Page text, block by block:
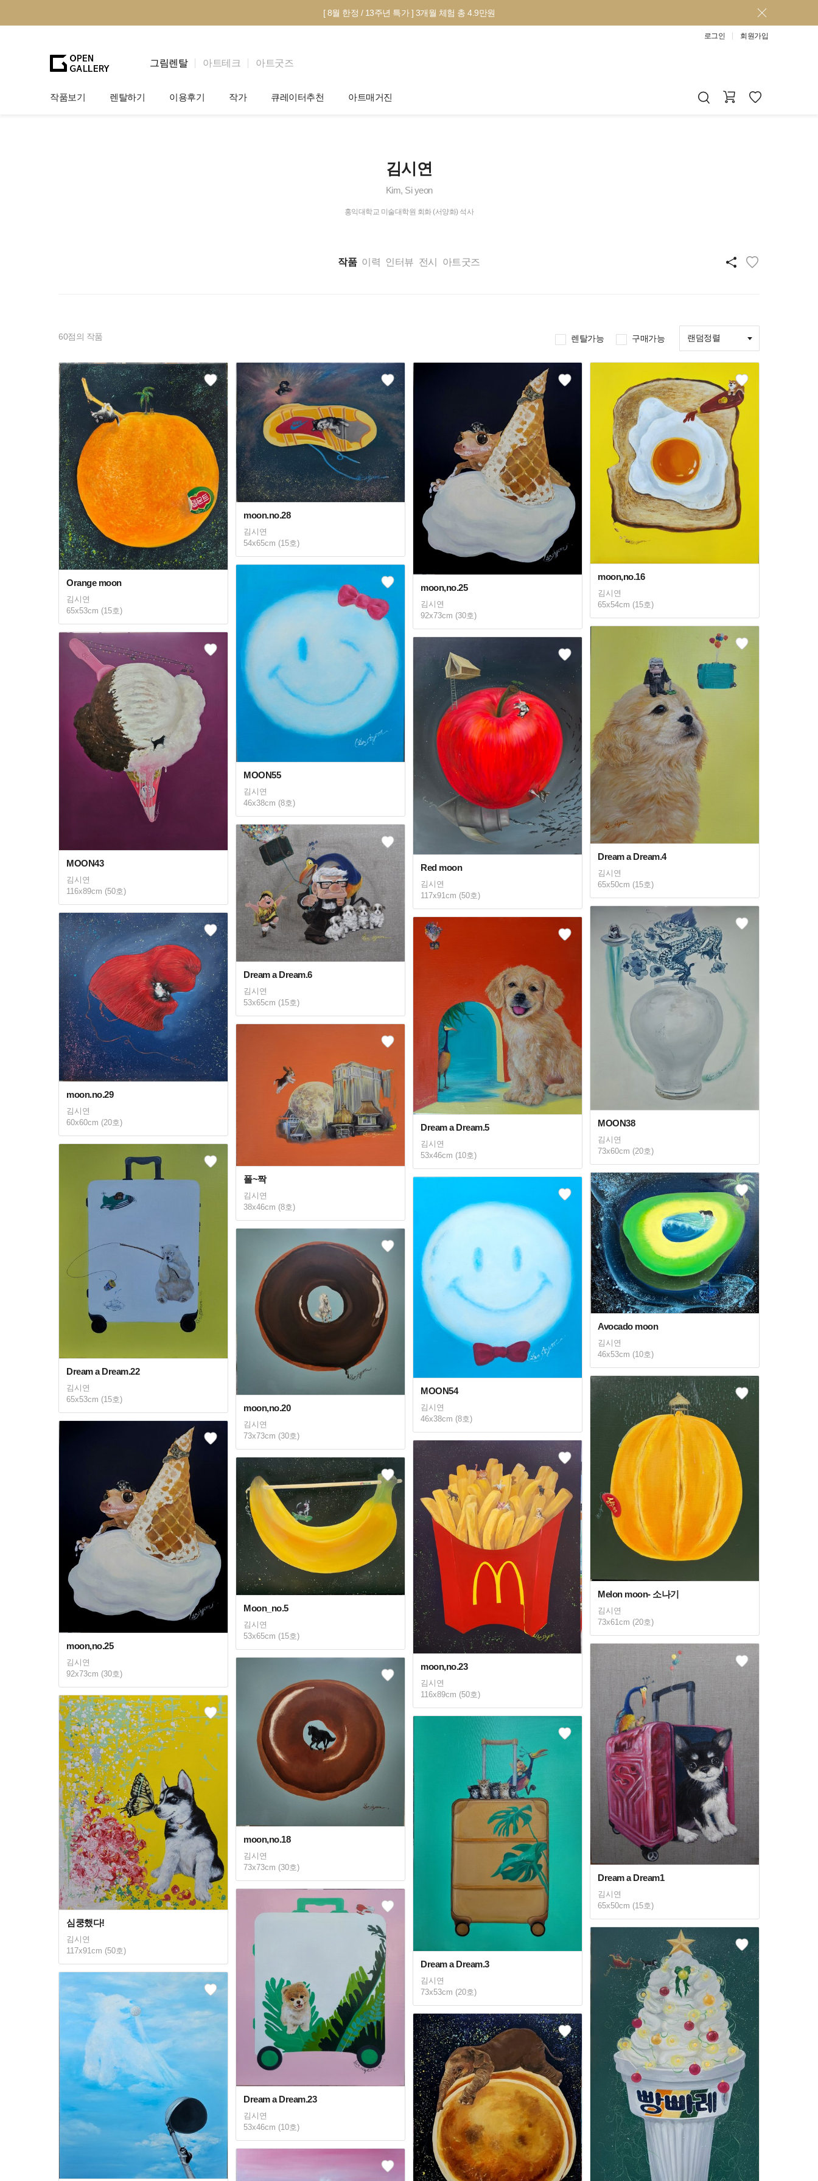
[ 8월 한정 / 13주년 특가 ] 3개월 체험 총 4.9만원
로그인 회원가입
그림렌탈 아트테크 아트굿즈
작품보기 렌탈하기 이용후기 작가 큐레이터추천 아트매거진
아트 딕셔너리김시연
Kim, Si yeon
홍익대학교 미술대학원 회화 (서양화) 석사
작품 이력 인터뷰 전시 아트굿즈
60점의 작품 렌탈가능 구매가능 랜덤정렬
Orange moon
김시연
65x53cm (15호)
moon.no.28
김시연
54x65cm (15호)
moon,no.25
김시연
92x73cm (30호)
moon,no.16
김시연
65x54cm (15호)
MOON55
김시연
46x38cm (8호)
Dream a Dream.4
김시연
65x50cm (15호)
MOON43
김시연
116x89cm (50호)
Red moon
김시연
117x91cm (50호)
Dream a Dream.6
김시연
53x65cm (15호)
MOON38
김시연
73x60cm (20호)
moon.no.29
김시연
60x60cm (20호)
Dream a Dream.5
김시연
53x46cm (10호)
폴~짝
김시연
38x46cm (8호)
Dream a Dream.22
김시연
65x53cm (15호)
Avocado moon
김시연
46x53cm (10호)
MOON54
김시연
46x38cm (8호)
moon,no.20
김시연
73x73cm (30호)
Melon moon- 소나기
김시연
73x61cm (20호)
moon,no.25
김시연
92x73cm (30호)
moon,no.23
김시연
116x89cm (50호)
Moon_no.5
김시연
53x65cm (15호)
Dream a Dream1
김시연
65x50cm (15호)
moon,no.18
김시연
73x73cm (30호)
심쿵했다!
김시연
117x91cm (50호)
Dream a Dream.3
김시연
73x53cm (20호)
Dream a Dream.23
김시연
53x46cm (10호)